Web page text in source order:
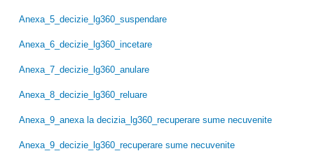
Anexa_5_decizie_lg360_suspendare
Anexa_6_decizie_lg360_incetare
Anexa_7_decizie_lg360_anulare
Anexa_8_decizie_lg360_reluare
Anexa_9_anexa la decizia_lg360_recuperare sume necuvenite
Anexa_9_decizie_lg360_recuperare sume necuvenite